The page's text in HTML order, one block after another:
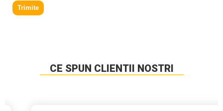
Trimite
CE SPUN CLIENTII NOSTRI